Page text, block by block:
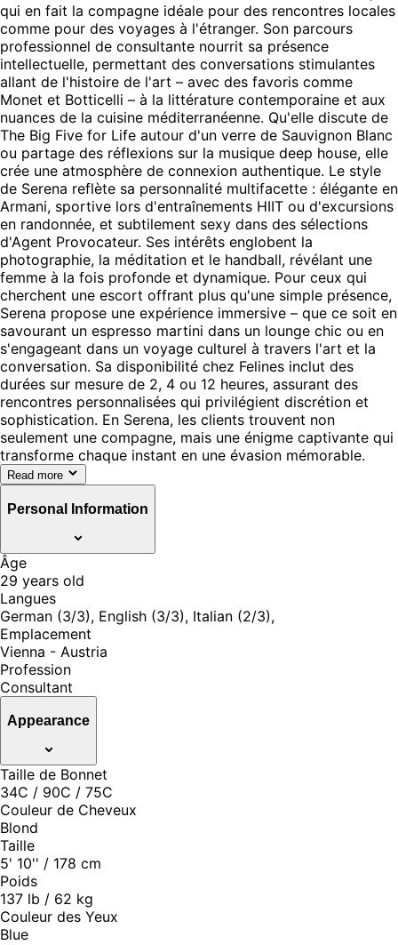
qui en fait la compagne idéale pour des rencontres locales
comme pour des voyages à l'étranger. Son parcours
professionnel de consultante nourrit sa présence
intellectuelle, permettant des conversations stimulantes
allant de l'histoire de l'art – avec des favoris comme
Monet et Botticelli – à la littérature contemporaine et aux
nuances de la cuisine méditerranéenne. Qu'elle discute de
The Big Five for Life autour d'un verre de Sauvignon Blanc
ou partage des réflexions sur la musique deep house, elle
crée une atmosphère de connexion authentique. Le style
de Serena reflète sa personnalité multifacette : élégante en
Armani, sportive lors d'entraînements HIIT ou d'excursions
en randonnée, et subtilement sexy dans des sélections
d'Agent Provocateur. Ses intérêts englobent la
photographie, la méditation et le handball, révélant une
femme à la fois profonde et dynamique. Pour ceux qui
cherchent une escort offrant plus qu'une simple présence,
Serena propose une expérience immersive – que ce soit en
savourant un espresso martini dans un lounge chic ou en
s'engageant dans un voyage culturel à travers l'art et la
conversation. Sa disponibilité chez Felines inclut des
durées sur mesure de 2, 4 ou 12 heures, assurant des
rencontres personnalisées qui privilégient discrétion et
sophistication. En Serena, les clients trouvent non
seulement une compagne, mais une énigme captivante qui
transforme chaque instant en une évasion mémorable.
Read more
Personal Information
Âge
29 years old
Langues
German (3/3), English (3/3), Italian (2/3),
Emplacement
Vienna - Austria
Profession
Consultant
Appearance
Taille de Bonnet
34C / 90C / 75C
Couleur de Cheveux
Blond
Taille
5' 10'' / 178 cm
Poids
137 lb / 62 kg
Couleur des Yeux
Blue